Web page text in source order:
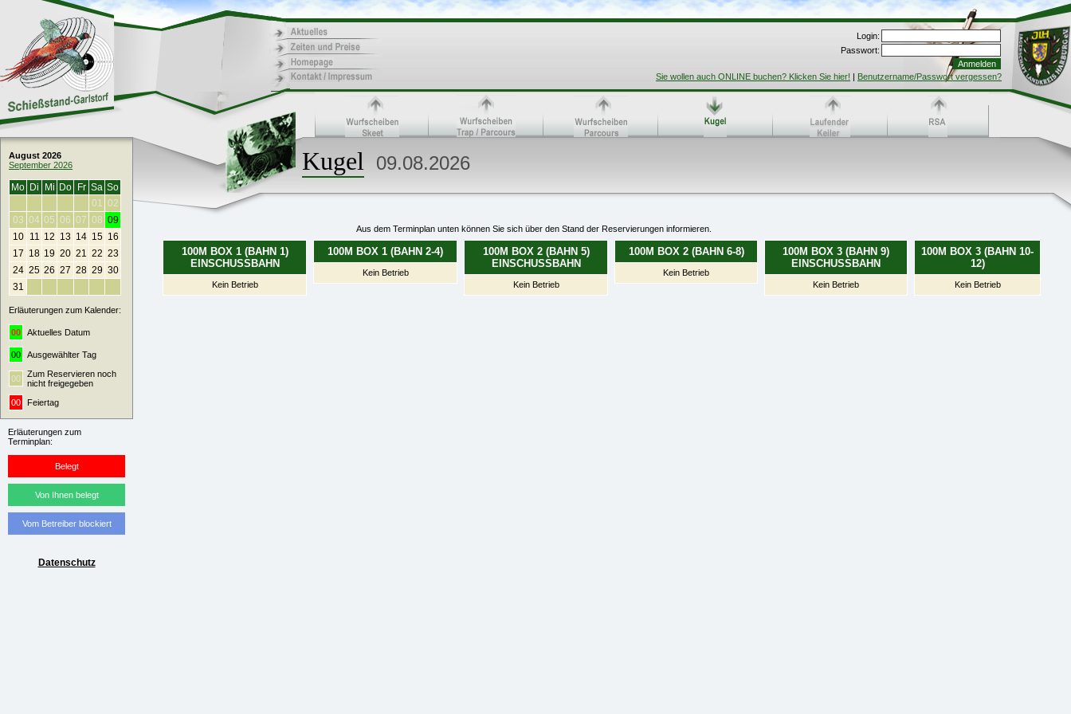
Login:
Passwort:
Sie wollen auch ONLINE buchen? Klicken Sie hier! | Benutzername/Passwort vergessen?
August 2026
September 2026
Mo Di Mi Do Fr Sa So
01 02
03 04 05 06 07 08 09
10
11 12 13 14 15 16
17 18 19 20 21 22 23
24 25 26 27 28 29 30
31
Erläuterungen zum Kalender:
00 Aktuelles Datum
00 Ausgewählter Tag
00
Zum Reservieren noch
nicht freigegeben
00
Feiertag
Erläuterungen zum
Terminplan:
Belegt
Von Ihnen belegt
Vom Betreiber blockiert
Datenschutz
Kugel 09.08.2026
Aus dem Terminplan unten können Sie sich über den Stand der Reservierungen informieren.
100M BOX 1 (BAHN 1)
EINSCHUSSBAHN
Kein Betrieb
100M BOX 1 (BAHN 2-4)
Kein Betrieb
100M BOX 2 (BAHN 5)
EINSCHUSSBAHN
Kein Betrieb
100M BOX 2 (BAHN 6-8)
Kein Betrieb
100M BOX 3 (BAHN 9)
EINSCHUSSBAHN
Kein Betrieb
100M BOX 3 (BAHN 10-
12)
Kein Betrieb